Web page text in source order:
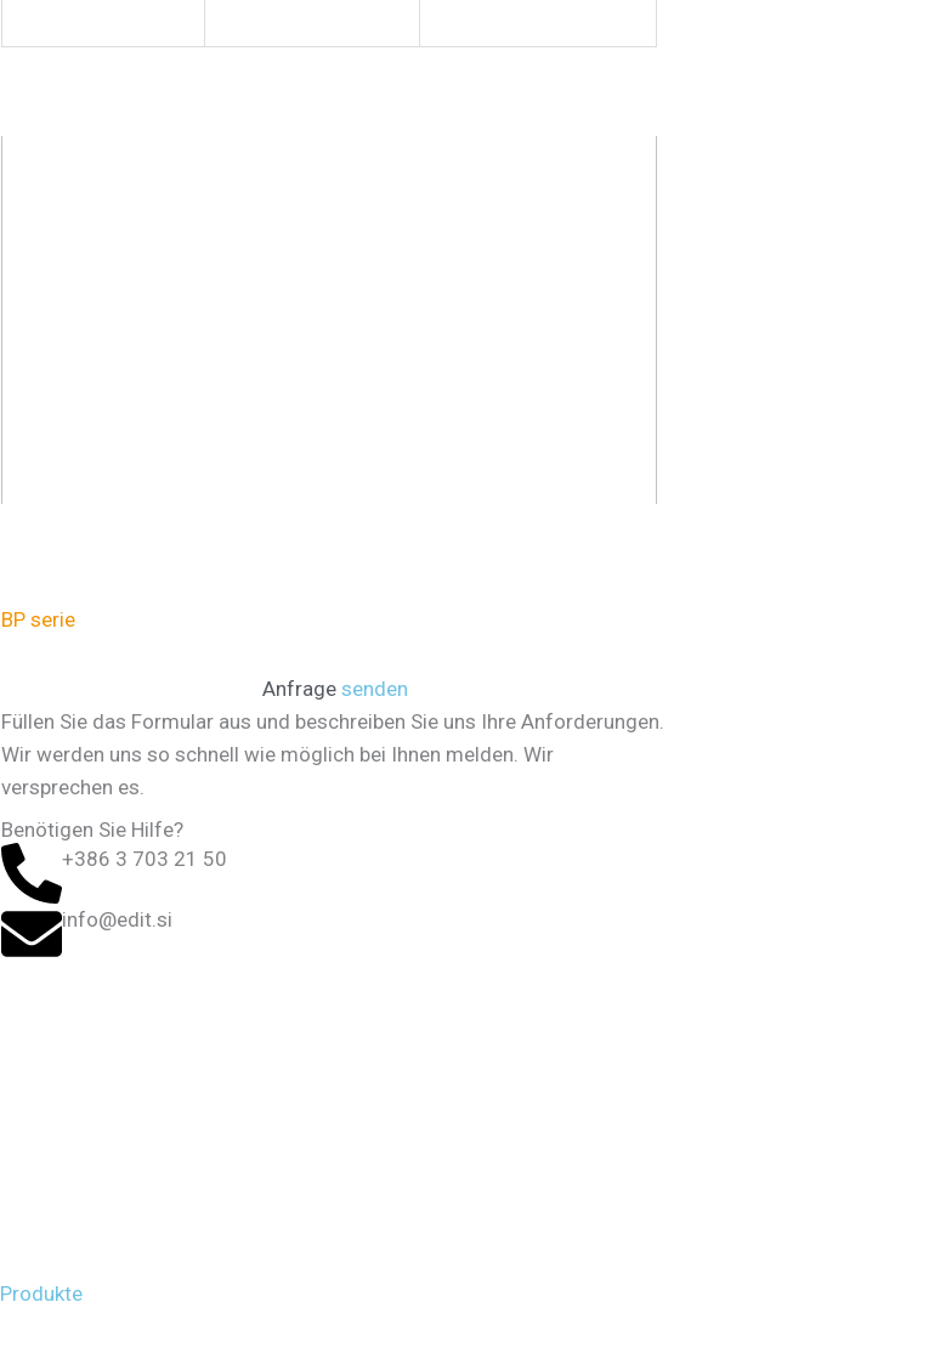
BP serie
Anfrage senden
Füllen Sie das Formular aus und beschreiben Sie uns Ihre Anforderungen.
Wir werden uns so schnell wie möglich bei Ihnen melden. Wir
versprechen es.
Benötigen Sie Hilfe?
+386 3 703 21 50
info@edit.si
Produkte